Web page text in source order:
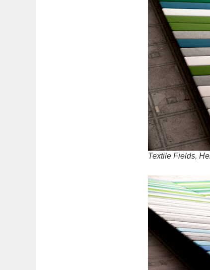
Textile Fields,